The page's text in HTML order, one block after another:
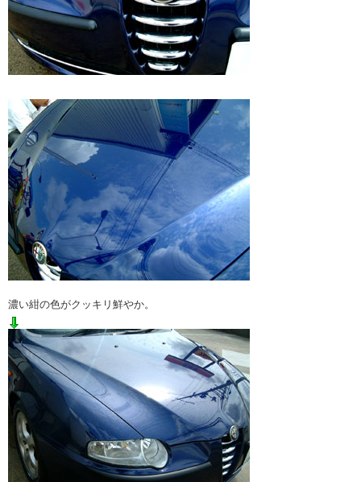
濃い紺の色がクッキリ鮮やか。